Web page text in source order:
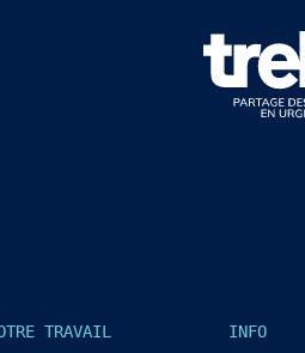
TRAVAIL INFO